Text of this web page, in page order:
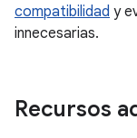
compatibilidad y
innecesarias.
Recursos